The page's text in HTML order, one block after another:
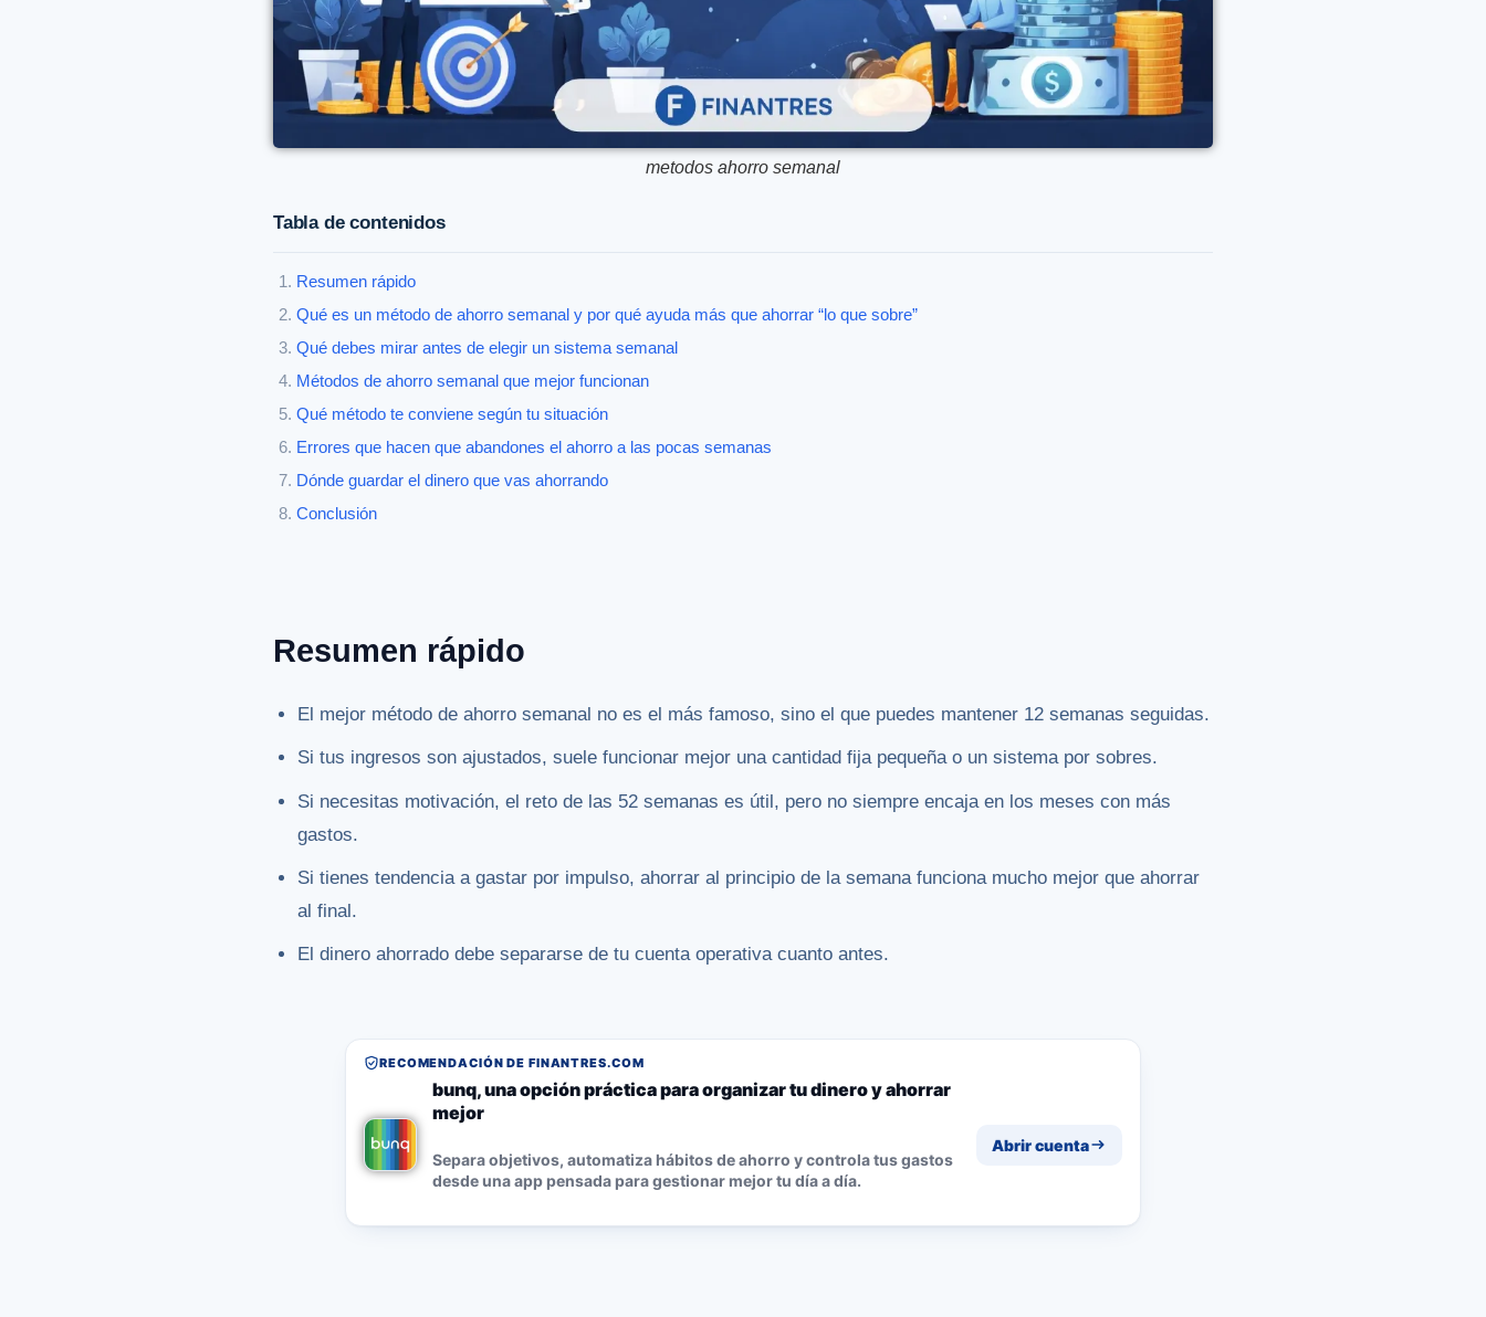
metodos ahorro semanal
Tabla de contenidos
Resumen rápido
Qué es un método de ahorro semanal y por qué ayuda más que ahorrar “lo que sobre”
Qué debes mirar antes de elegir un sistema semanal
Métodos de ahorro semanal que mejor funcionan
Qué método te conviene según tu situación
Errores que hacen que abandones el ahorro a las pocas semanas
Dónde guardar el dinero que vas ahorrando
Conclusión
Resumen rápido
El mejor método de ahorro semanal no es el más famoso, sino el que puedes mantener 12 semanas seguidas.
Si tus ingresos son ajustados, suele funcionar mejor una cantidad fija pequeña o un sistema por sobres.
Si necesitas motivación, el reto de las 52 semanas es útil, pero no siempre encaja en los meses con más
gastos.
Si tienes tendencia a gastar por impulso, ahorrar al principio de la semana funciona mucho mejor que ahorrar
al final.
El dinero ahorrado debe separarse de tu cuenta operativa cuanto antes.
RECOMENDACIÓN DE FINANTRES.COM
bunq, una opción práctica para organizar tu dinero y ahorrar
mejor
Separa objetivos, automatiza hábitos de ahorro y controla tus gastos
desde una app pensada para gestionar mejor tu día a día.
Abrir cuenta